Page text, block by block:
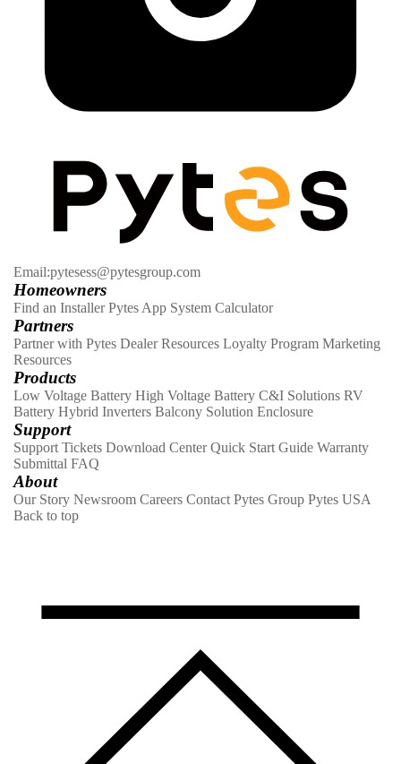
Email:pytesess@pytesgroup.com
Homeowners
Find an Installer Pytes App System Calculator
Partners
Partner with Pytes Dealer Resources Loyalty Program Marketing
Resources
Products
Low Voltage Battery High Voltage Battery C&I Solutions RV
Battery Hybrid Inverters Balcony Solution Enclosure
Support
Support Tickets Download Center Quick Start Guide Warranty
Submittal FAQ
About
Our Story Newsroom Careers Contact Pytes Group Pytes USA
Back to top